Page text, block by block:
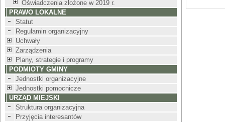
Oświadczenia złożone w 2019 r.
PRAWO LOKALNE
Statut
Regulamin organizacyjny
Uchwały
Zarządzenia
Plany, strategie i programy
PODMIOTY GMINY
Jednostki organizacyjne
Jednostki pomocnicze
URZĄD MIEJSKI
Struktura organizacyjna
Przyjęcia interesantów